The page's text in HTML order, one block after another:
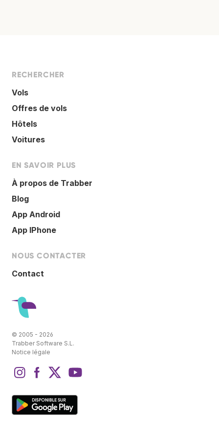
RECHERCHER
Vols
Offres de vols
Hôtels
Voitures
EN SAVOIR PLUS
À propos de Trabber
Blog
App Android
App IPhone
NOUS CONTACTER
Contact
© 2005 - 2026
Trabber Software S.L.
Notice légale